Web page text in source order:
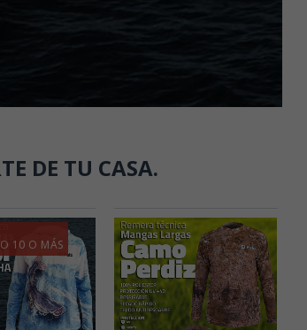
DE TU CASA.
10 O MÁS